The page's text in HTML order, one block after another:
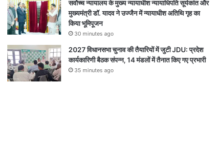
सर्वोच्च न्यायालय के मुख्‍य न्‍यायाधीश न्यायाधिपति सूर्यकांत और
मुख्यमंत्री डॉ. यादव ने उज्जैन में न्यायाधीश अतिथि गृह का
किया भूमिपूजन
30 minutes ago
2027 विधानसभा चुनाव की तैयारियों में जुटी JDU: प्रदेश
कार्यकारिणी बैठक संपन्न, 14 मंडलों में तैनात किए गए प्रभारी
35 minutes ago